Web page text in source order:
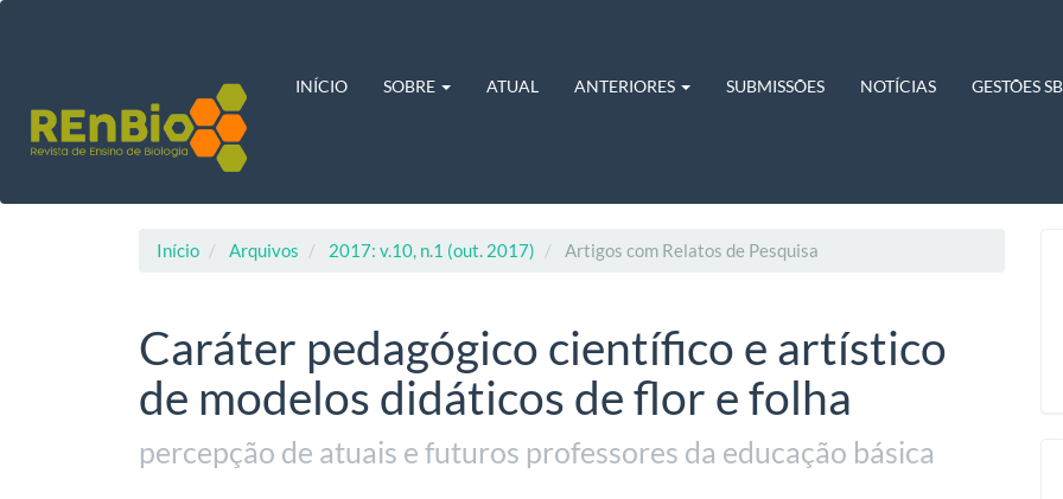
Barra
Lateral
INÍCIO SOBRE ATUAL ANTERIORES SUBMISSÕES NOTÍCIAS GESTÕES
Início Arquivos 2017: v.10, n.1 (out. 2017) Artigos com Relatos de Pesquisa
Caráter pedagógico científico e artístico
de modelos didáticos de flor e folha
percepção de atuais e futuros professores da educação básica